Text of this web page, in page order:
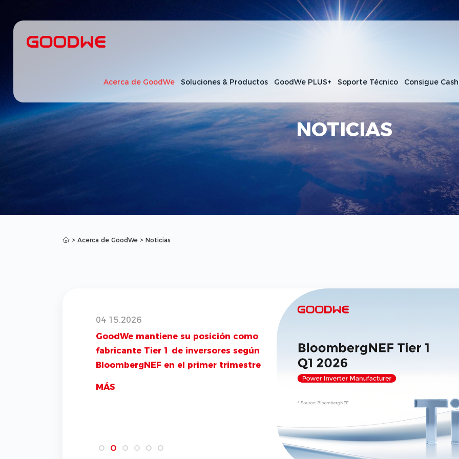
Acerca de GoodWe Soluciones & Productos GoodWe PLUS+ Soporte Técnico Consigue
NOTICIAS
> Acerca de GoodWe > Noticias
04 15,2026
GoodWe mantiene su posición como
fabricante Tier 1 de inversores según
BloombergNEF en el primer trimestre